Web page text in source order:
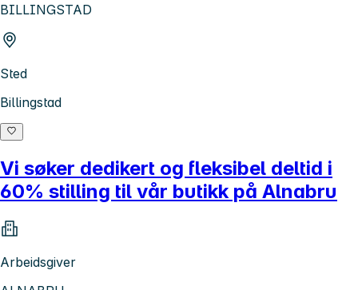
BILLINGSTAD
Sted
Billingstad
Vi søker dedikert og fleksibel deltid i
60% stilling til vår butikk på Alnabru
Arbeidsgiver